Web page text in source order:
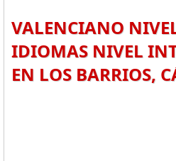
VALENCIANO
IDIOMAS NIVEL
EN LOS BARRIOS,